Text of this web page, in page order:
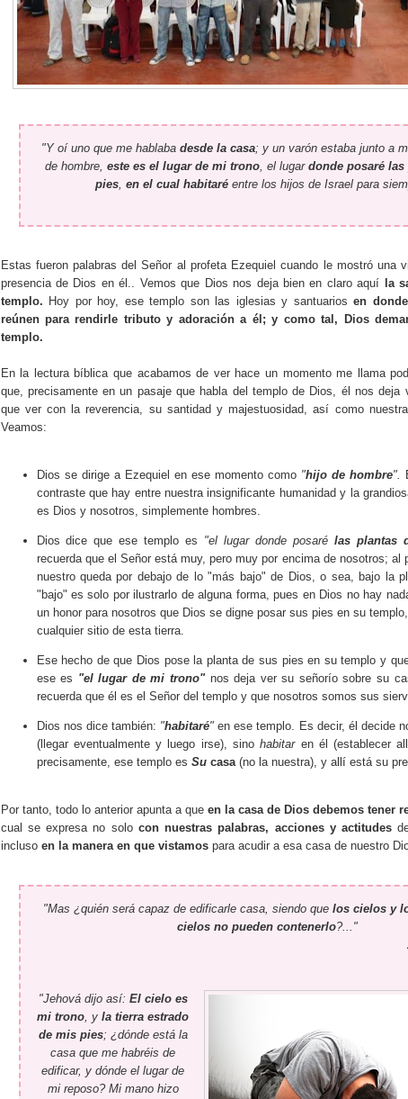
"Y oí uno que me hablaba desde la casa; y un varón estaba junto a
de hombre, este es el lugar de mi trono, el lugar donde posaré
pies, en el cual habitaréentre los hijos de Israel para
Estas fueron palabras del Señor al profeta Ezequiel cuando le mostró una
presencia de Dios en él.. Vemos que Dios nos deja bien en claro aquí
la
templo. Hoy por hoy, ese templo son las iglesias y santuariosen
reúnen para rendirle tributo y adoración a él; y como tal, Dios
templo.
En la lectura bíblica que acabamos de ver hace un momento me llama
que, precisamente en un pasaje que habla del templo de Dios, él nos deja
que ver con la reverencia, su santidad y majestuosidad, así como
Veamos:
Dios se dirige a Ezequiel en ese momento como "hijo de hombre".
contraste que hay entre nuestra insignificante humanidad y la
es Dios y nosotros, simplemente hombres.
Dios dice que ese templo es "el lugar donde posaré las plantas
recuerda que el Señor está muy, pero muy por encima de nosotros; al
nuestro queda por debajo de lo "más bajo" de Dios, o sea, bajo la
"bajo" es solo por ilustrarlo de alguna forma, pues en Dios no hay
un honor para nosotros que Dios se digne posar sus pies en su
cualquier sitio de esta tierra.
Ese hecho de que Dios pose la planta de sus pies en su templo y
ese es "el lugar de mi trono"nos deja ver su señorío sobre su
recuerda que él es el Señor del templo y que nosotros somos sus
Dios nos dice también: "habitaré" en ese templo. Es decir, él decide
(llegar eventualmente y luego irse), sinohabitar en él (establecer
precisamente, ese templo es Su casa (no la nuestra), y allí está su
Por tanto, todo lo anterior apunta a que en la casa de Dios debemos tener
cual se expresa no solo con nuestras palabras, acciones y actitudes
incluso en la manera en que vistamospara acudir a esa casa de nuestro
"Mas ¿quién será capaz de edificarle casa, siendo que los cielos y
cielos no pueden contenerlo?..."
"Jehová dijo así: El cielo es
mi trono , y la tierra estrado
de mis pies; ¿dónde está la
casa que me habréis de
edificar, y dónde el lugar de
mi reposo? Mi mano hizo